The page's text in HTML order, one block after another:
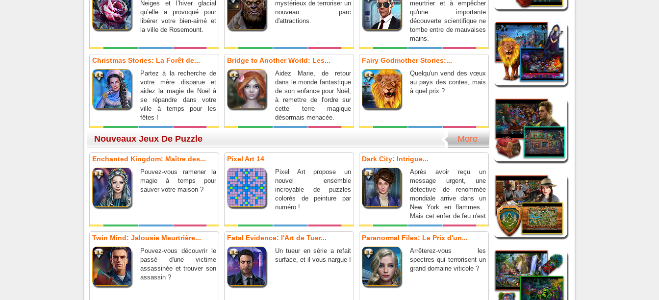
Neiges et l’hiver glacial
qu’elle a provoqué pour
libérer votre bien-aimé et
la ville de Rosemount.
mystérieux de terroriser un
nouveau parc
d'attractions.
meurtrier et à empêcher
qu'une importante
découverte scientifique ne
tombe entre de mauvaises
mains.
Christmas Stories: La Forêt de...
Partez à la recherche de
votre mère disparue et
aidez la magie de Noël à
se répandre dans votre
ville à temps pour les
fêtes !
Bridge to Another World: Les...
Aidez Marie, de retour
dans le monde fantastique
de son enfance pour Noël,
à remettre de l'ordre sur
cette terre magique
désormais menacée.
Fairy Godmother Stories:...
Quelqu'un vend des vœux
au pays des contes, mais
à quel prix ?
Nouveaux Jeux De Puzzle More
Enchanted Kingdom: Maître des...
Pouvez-vous ramener la
magie à temps pour
sauver votre maison ?
Pixel Art 14
Pixel Art propose un
nouvel ensemble
incroyable de puzzles
colorés de peinture par
numéro !
Dark City: Intrigue...
Après avoir reçu un
message urgent, une
détective de renommée
mondiale arrive dans un
New York en flammes...
Mais cet enfer de feu n'est
que le début !
Twin Mind: Jalousie Meurtrière...
Pouvez-vous découvrir le
passé d'une victime
assassinée et trouver son
assassin ?
Fatal Evidence: l'Art de Tuer...
Un tueur en série a refait
surface, et il vous nargue !
Paranormal Files: Le Prix d'un...
Arrêterez-vous les
spectres qui terrorisent un
grand domaine viticole ?